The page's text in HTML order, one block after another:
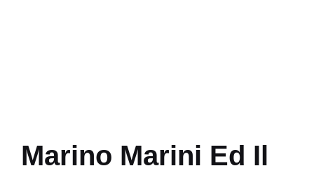
Marino Marini Ed Il